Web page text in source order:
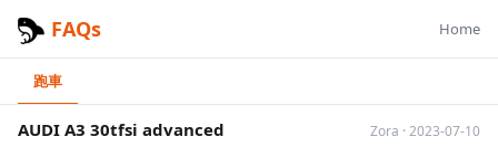
FAQs Home
跑車
AUDI A3 30tfsi advanced Zora · 2023-07-10